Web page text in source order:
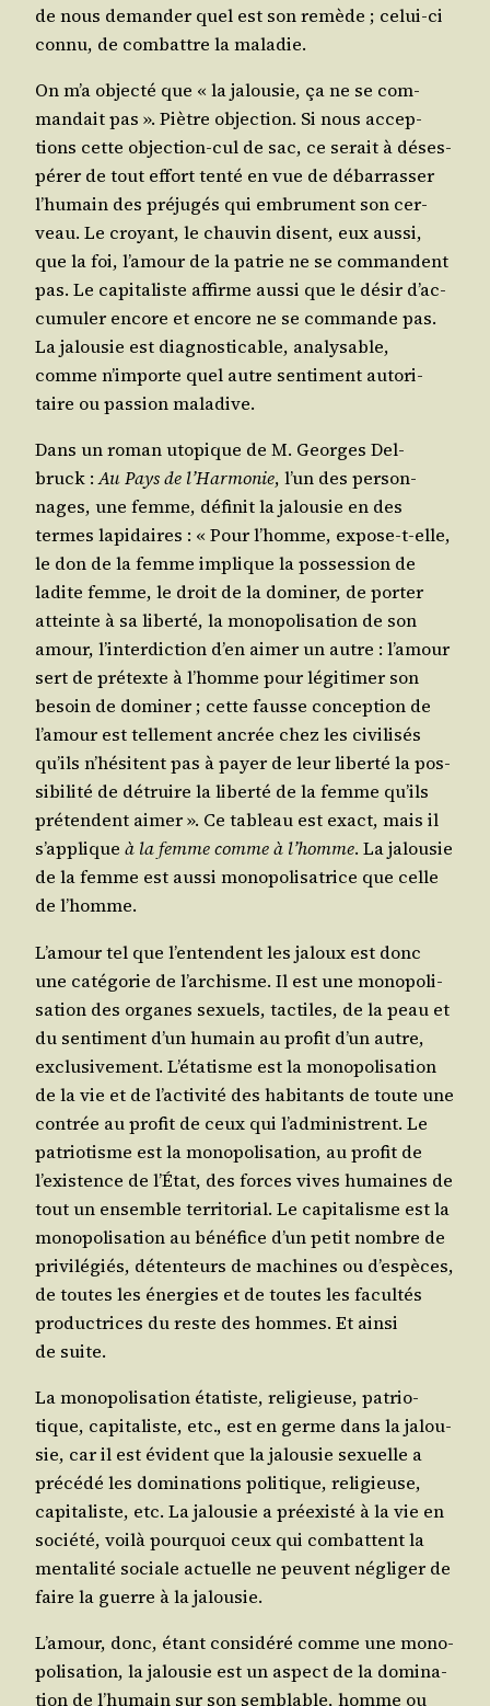
de nous deman­der quel est son remède ; celui-ci
connu, de com­battre la maladie.
On m’a objec­té que « la jalou­sie, ça ne se com­
man­dait pas ». Piètre objec­tion. Si nous accep­
tions cette objec­tion-cul de sac, ce serait à déses­
pé­rer de tout effort ten­té en vue de débar­ras­ser
l’hu­main des pré­ju­gés qui embrument son cer­
veau. Le croyant, le chau­vin disent, eux aus­si,
que la foi, l’a­mour de la patrie ne se com­mandent
pas. Le capi­ta­liste affirme aus­si que le désir d’ac­
cu­mu­ler encore et encore ne se com­mande pas.
La jalou­sie est diag­nos­ti­cable, ana­ly­sable,
comme n’im­porte quel autre sen­ti­ment auto­ri­
taire ou pas­sion maladive.
Dans un roman uto­pique de M. Georges Del­
bruck :Au Pays de l’Har­mo­nie, l’un des per­son­
nages, une femme, défi­nit la jalou­sie en des
termes lapi­daires : « Pour l’homme, expose-t-elle,
le don de la femme implique la pos­ses­sion de
ladite femme, le droit de la domi­ner, de por­ter
atteinte à sa liber­té, la mono­po­li­sa­tion de son
amour, l’in­ter­dic­tion d’en aimer un autre : l’a­mour
sert de pré­texte à l’homme pour légi­ti­mer son
besoin de domi­ner ; cette fausse concep­tion de
l’a­mour est tel­le­ment ancrée chez les civi­li­sés
qu’ils n’hé­sitent pas à payer de leur liber­té la pos­
si­bi­li­té de détruire la liber­té de la femme qu’ils
pré­tendent aimer ». Ce tableau est exact, mais il
s’ap­plique à la femme comme à l’homme. La jalou­sie
de la femme est aus­si mono­po­li­sa­trice que celle
de l’homme.
L’a­mour tel que l’en­tendent les jaloux est donc
une caté­go­rie de l’ar­chisme. Il est une mono­po­li­
sa­tion des organes sexuels, tac­tiles, de la peau et
du sen­ti­ment d’un humain au pro­fit d’un autre,
exclu­si­ve­ment. L’é­ta­tisme est la mono­po­li­sa­tion
de la vie et de l’ac­ti­vi­té des habi­tants de toute une
contrée au pro­fit de ceux qui l’ad­mi­nistrent. Le
patrio­tisme est la mono­po­li­sa­tion, au pro­fit de
l’exis­tence de l’É­tat, des forces vives humaines de
tout un ensemble ter­ri­to­rial. Le capi­ta­lisme est la
mono­po­li­sa­tion au béné­fice d’un petit nombre de
pri­vi­lé­giés, déten­teurs de machines ou d’es­pèces,
de toutes les éner­gies et de toutes les facul­tés
pro­duc­trices du reste des hommes. Et ain­si
de suite.
La mono­po­li­sa­tion éta­tiste, reli­gieuse, patrio­
tique, capi­ta­liste, etc., est en germe dans la jalou­
sie, car il est évident que la jalou­sie sexuelle a
pré­cé­dé les domi­na­tions poli­tique, reli­gieuse,
capi­ta­liste, etc. La jalou­sie a pré­exis­té à la vie en
socié­té, voi­là pour­quoi ceux qui com­battent la
men­ta­li­té sociale actuelle ne peuvent négli­ger de
faire la guerre à la jalousie.
L’a­mour, donc, étant consi­dé­ré comme une mono­
po­li­sa­tion, la jalou­sie est un aspect de la domi­na­
tion de l’hu­main sur son sem­blable, homme ou